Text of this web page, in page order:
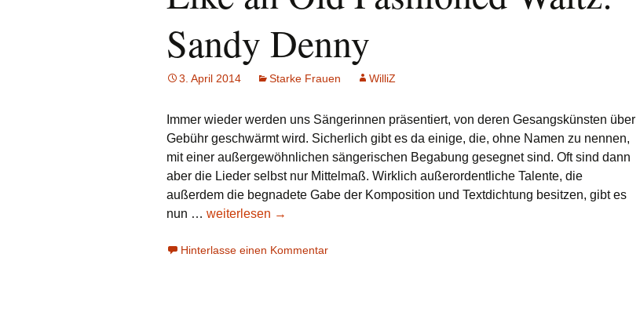
Sandy Denny
3. April 2014 Starke Frauen WilliZ
Immer wieder werden uns Sängerinnen präsentiert, von deren Gesangskünsten über
Gebühr geschwärmt wird. Sicherlich gibt es da einige, die, ohne Namen zu nennen,
mit einer außergewöhnlichen sängerischen Begabung gesegnet sind. Oft sind dann
aber die Lieder selbst nur Mittelmaß. Wirklich außerordentliche Talente, die
außerdem die begnadete Gabe der Komposition und Textdichtung besitzen, gibt es
nun … Like
Old
weiterlesen →
Hinterlasse einen Kommentar